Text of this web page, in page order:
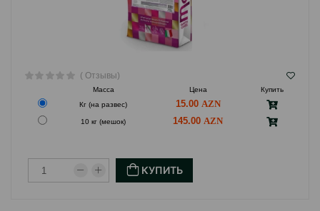
( Отзывы)
Масса Цена
Купить
Кг (на развес)
15.00
10 кг (мешок) 145.00
КУПИТЬ